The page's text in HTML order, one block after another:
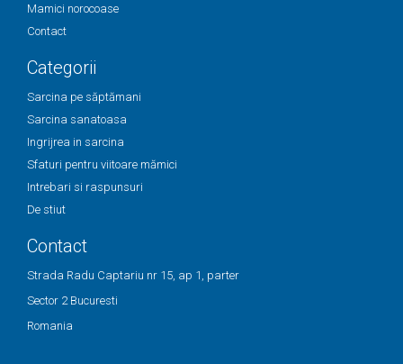
Mamici norocoase
Contact
Categorii
Sarcina pe săptămani
Sarcina sanatoasa
Ingrijrea in sarcina
Sfaturi pentru viitoare mămici
Intrebari si raspunsuri
De stiut
Contact
Strada Radu Captariu nr 15, ap 1, parter
Sector 2 Bucuresti
Romania